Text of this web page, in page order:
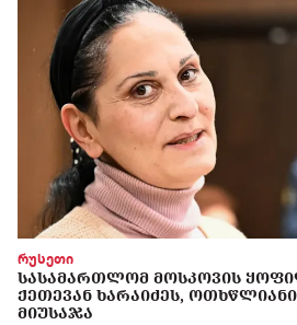
რუსეთი
ᲡᲐᲡᲐᲛᲐᲠᲗᲚᲝᲛ ᲛᲝᲡᲙᲝᲕᲘᲡ
ᲥᲔᲗᲔᲕᲐᲜ ᲮᲐᲠᲐᲘᲫᲔᲡ,
ᲛᲘᲣᲡᲐᲯᲐ